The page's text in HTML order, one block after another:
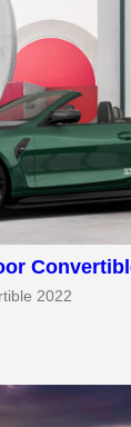
2022